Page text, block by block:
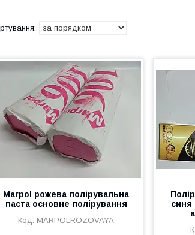
Marpol рожева полірувальна
паста основне полірування
MARPOLROZOVAYA
синя